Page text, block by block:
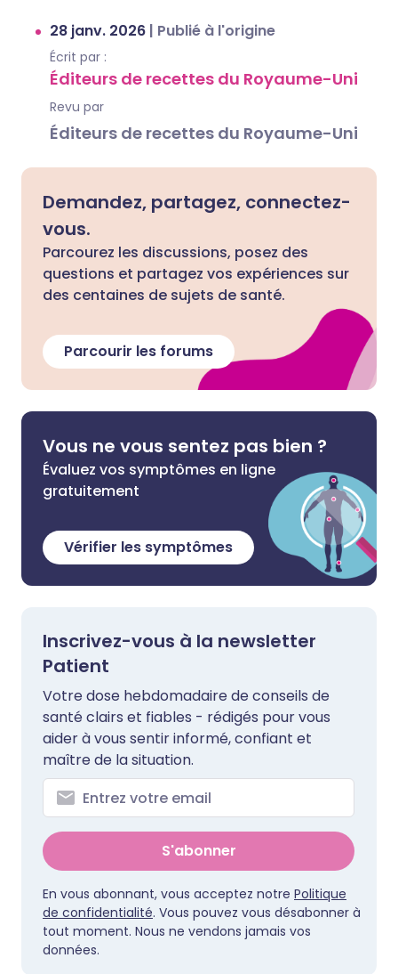
28 janv. 2026 | Publié à l'origine
Écrit par :
Éditeurs de recettes du Royaume-Uni
Revu par
Éditeurs de recettes du Royaume-Uni
Demandez, partagez, connectez-
vous.
Parcourez les discussions, posez des
questions et partagez vos expériences sur
des centaines de sujets de santé.
Parcourir les forums
Vous ne vous sentez pas bien ?
Évaluez vos symptômes en ligne
gratuitement
Vérifier les symptômes
Inscrivez-vous à la newsletter
Patient
Votre dose hebdomadaire de conseils de
santé clairs et fiables - rédigés pour vous
aider à vous sentir informé, confiant et
maître de la situation.
S'abonner
En vous abonnant, vous acceptez notre Politique
de confidentialité. Vous pouvez vous désabonner à
tout moment. Nous ne vendons jamais vos
données.